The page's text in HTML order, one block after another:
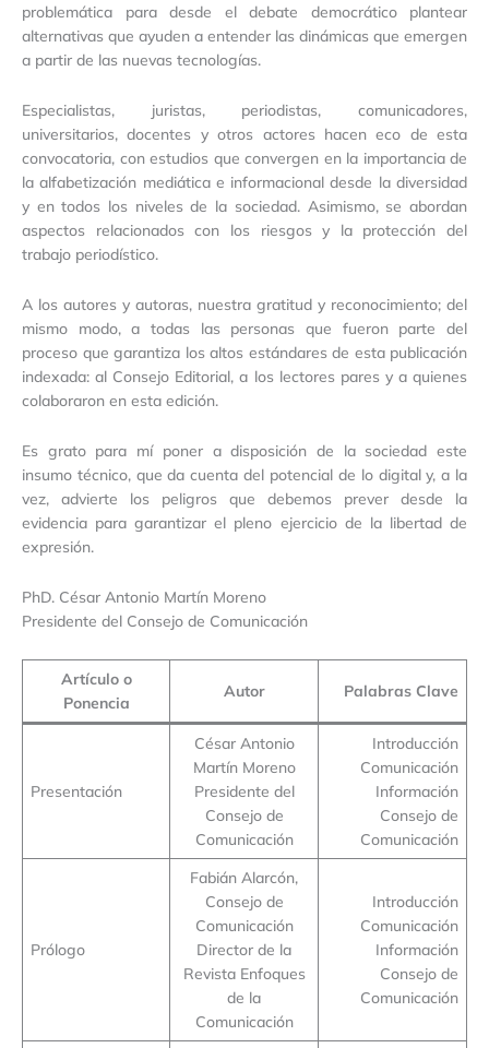
problemática para desde el debate democrático plantear
alternativas que ayuden a entender las dinámicas que emergen
a partir de las nuevas tecnologías.
Especialistas, juristas, periodistas, comunicadores,
universitarios, docentes y otros actores hacen eco de esta
convocatoria, con estudios que convergen en la importancia de
la alfabetización mediática e informacional desde la diversidad
y en todos los niveles de la sociedad. Asimismo, se abordan
aspectos relacionados con los riesgos y la protección del
trabajo periodístico.
A los autores y autoras, nuestra gratitud y reconocimiento; del
mismo modo, a todas las personas que fueron parte del
proceso que garantiza los altos estándares de esta publicación
indexada: al Consejo Editorial, a los lectores pares y a quienes
colaboraron en esta edición.
Es grato para mí poner a disposición de la sociedad este
insumo técnico, que da cuenta del potencial de lo digital y, a la
vez, advierte los peligros que debemos prever desde la
evidencia para garantizar el pleno ejercicio de la libertad de
expresión.
PhD. César Antonio Martín Moreno
Presidente del Consejo de Comunicación
Artículo o
Ponencia
Autor Palabras Clave
Presentación
César Antonio
Martín Moreno
Presidente del
Consejo de
Comunicación
Introducción
Comunicación
Información
Consejo de
Comunicación
Prólogo
Fabián Alarcón,
Consejo de
Comunicación
Director de la
Revista Enfoques
de la
Comunicación
Introducción
Comunicación
Información
Consejo de
Comunicación